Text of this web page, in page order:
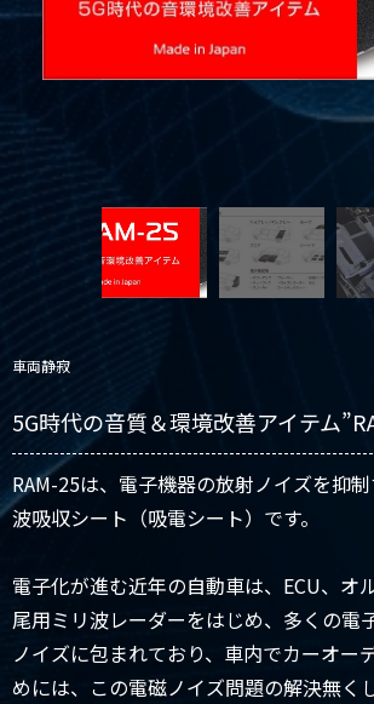
車両静寂
5G時代の音質＆環境改善アイテム
RAM-25は、電子機器の放射ノイズを抑
波吸収シート（吸電シート）です。
電子化が進む近年の自動車は、ECU、オ
尾用ミリ波レーダーをはじめ、多くの電
ノイズに包まれており、車内でカーオー
めには、この電磁ノイズ問題の解決無く